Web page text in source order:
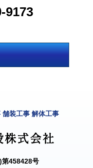
9173
装工事 解体工事
第458428号